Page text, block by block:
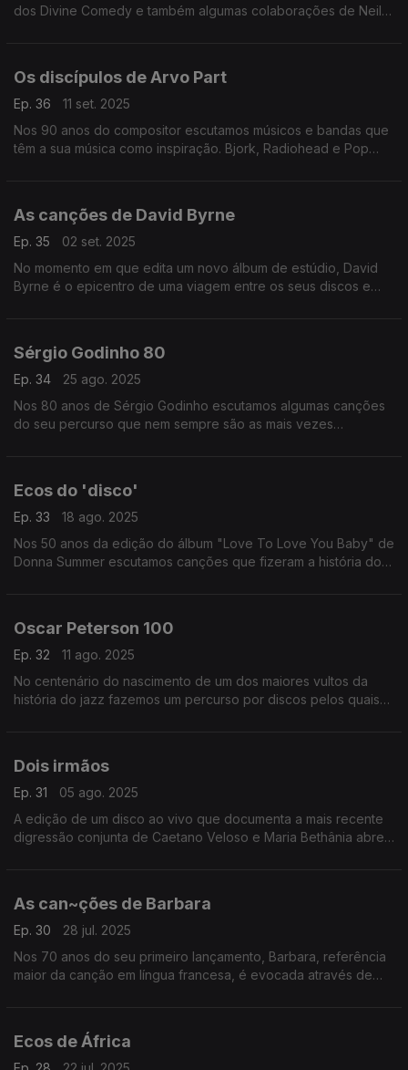
dos Divine Comedy e também algumas colaborações de Neil
Os discípulos de Arvo Part
Ep. 36
11 set. 2025
Nos 90 anos do compositor escutamos músicos e bandas que
têm a sua música como inspiração. Bjork, Radiohead e Pop
As canções de David Byrne
Ep. 35
02 set. 2025
No momento em que edita um novo álbum de estúdio, David
Byrne é o epicentro de uma viagem entre os seus discos e
Sérgio Godinho 80
Ep. 34
25 ago. 2025
Nos 80 anos de Sérgio Godinho escutamos algumas canções
do seu percurso que nem sempre são as mais vezes
Ecos do 'disco'
Ep. 33
18 ago. 2025
Nos 50 anos da edição do álbum "Love To Love You Baby" de
Donna Summer escutamos canções que fizeram a história do
Oscar Peterson 100
Ep. 32
11 ago. 2025
No centenário do nascimento de um dos maiores vultos da
história do jazz fazemos um percurso por discos pelos quais
Dois irmãos
Ep. 31
05 ago. 2025
A edição de um disco ao vivo que documenta a mais recente
digressão conjunta de Caetano Veloso e Maria Bethânia abre
As can~ções de Barbara
Ep. 30
28 jul. 2025
Nos 70 anos do seu primeiro lançamento, Barbara, referência
maior da canção em língua francesa, é evocada através de
Ecos de África